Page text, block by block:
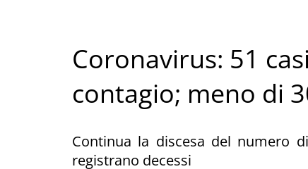
Coronavirus: 51
contagio; meno di
Continua la discesa del numero
registrano decessi